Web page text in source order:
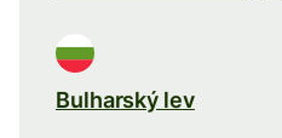
Bulharský lev